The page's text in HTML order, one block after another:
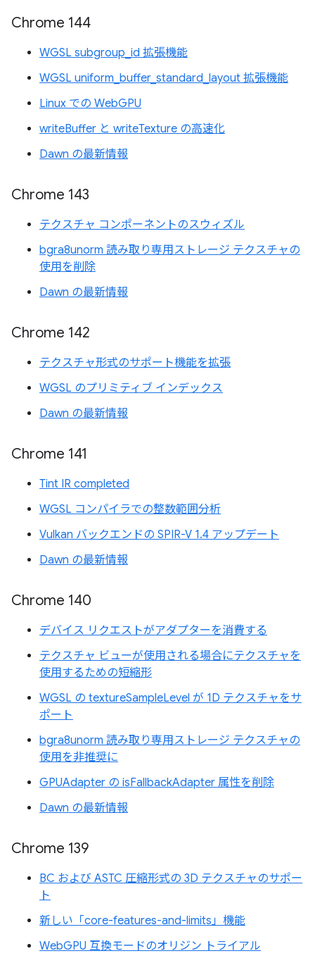
Chrome 144
WGSL subgroup_id 拡張機能
WGSL uniform_buffer_standard_layout 拡張機能
Linux での WebGPU
writeBuffer と writeTexture の高速化
Dawn の最新情報
Chrome 143
テクスチャ コンポーネントのスウィズル
bgra8unorm 読み取り専用ストレージ テクスチャの
使用を削除
Dawn の最新情報
Chrome 142
テクスチャ形式のサポート機能を拡張
WGSL のプリミティブ インデックス
Dawn の最新情報
Chrome 141
Tint IR completed
WGSL コンパイラでの整数範囲分析
Vulkan バックエンドの SPIR-V 1.4 アップデート
Dawn の最新情報
Chrome 140
デバイス リクエストがアダプターを消費する
テクスチャ ビューが使用される場合にテクスチャを
使用するための短縮形
WGSL の textureSampleLevel が 1D テクスチャをサ
ポート
bgra8unorm 読み取り専用ストレージ テクスチャの
使用を非推奨に
GPUAdapter の isFallbackAdapter 属性を削除
Dawn の最新情報
Chrome 139
BC および ASTC 圧縮形式の 3D テクスチャのサポー
ト
新しい「core-features-and-limits」機能
WebGPU 互換モードのオリジン トライアル